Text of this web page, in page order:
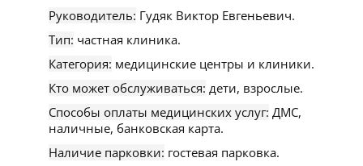
Руководитель: Гудяк Виктор Евгеньевич.
Тип: частная клиника.
Категория: медицинские центры и клиники.
Кто может обслуживаться: дети, взрослые.
Способы оплаты медицинских услуг: ДМС,
наличные, банковская карта.
Наличие парковки: гостевая парковка.